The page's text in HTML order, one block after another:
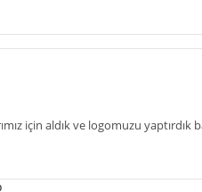
için aldık ve logomuzu